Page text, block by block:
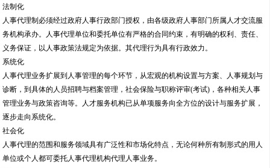
法制化
人事代理制必须经过政府人事行政部门授权，由各级政府人事部门所属人才交流服
务机构承办。人事代理单位和委托单位有严格的合同约束，有明确的权利、责任、
义务保证，以人事政策法规定为依据。其代理行为具有行政效力。
系统化
人事代理业务扩展到人事管理的每个环节，从宏观的机构设置与方案、人事规划与
诊断，到具体的人员招聘与档案管理，社会保险与职称评审(考试)，各种相关人事
管理业务与政策咨询等。人才服务机构已从单项服务向全方位的设计与服务扩展，
逐步走向系统化。
社会化
人事代理的范围和服务领域具有广泛性和市场化特点，无论何种所有制形式的用人
单位或个人都可委托人事代理机构代理人事业务。